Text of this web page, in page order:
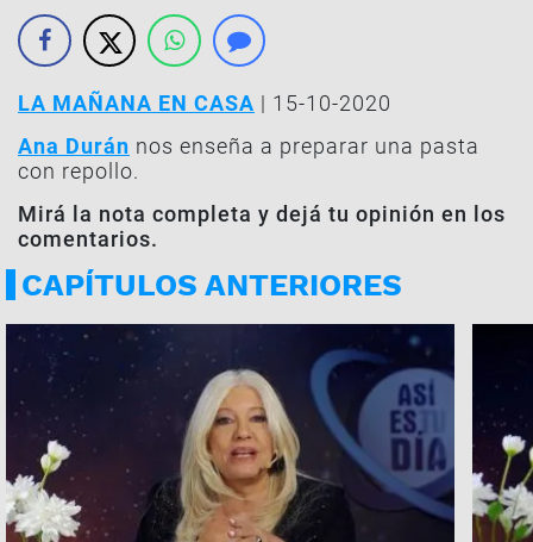
LA MAÑANA EN CASA | 15-10-2020
Ana Durán nos enseña a preparar una pasta
con repollo.
Mirá la nota completa y dejá tu opinión en los
comentarios.
CAPÍTULOS ANTERIORES